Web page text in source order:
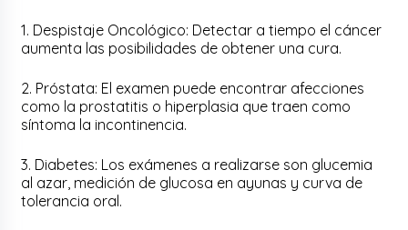
1. Despistaje Oncológico: Detectar a tiempo el cáncer
aumenta las posibilidades de obtener una cura.
2. Próstata: El examen puede encontrar afecciones
como la prostatitis o hiperplasia que traen como
síntoma la incontinencia.
3. Diabetes: Los exámenes a realizarse son glucemia
al azar, medición de glucosa en ayunas y curva de
tolerancia oral.